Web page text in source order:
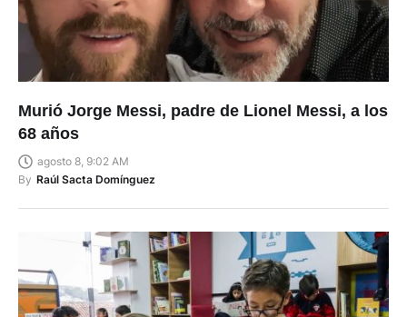
Murió Jorge Messi, padre de Lionel Messi, a los
68 años
agosto 8, 9:02 AM
By Raúl Sacta Domínguez